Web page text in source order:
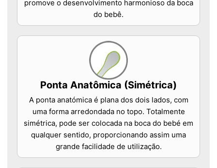
promove o desenvolvimento harmonioso da boca
do bebê.
Ponta Anatômica (Simétrica)
A ponta anatómica é plana dos dois lados, com
uma forma arredondada no topo. Totalmente
simétrica, pode ser colocada na boca do bebé em
qualquer sentido, proporcionando assim uma
grande facilidade de utilização.